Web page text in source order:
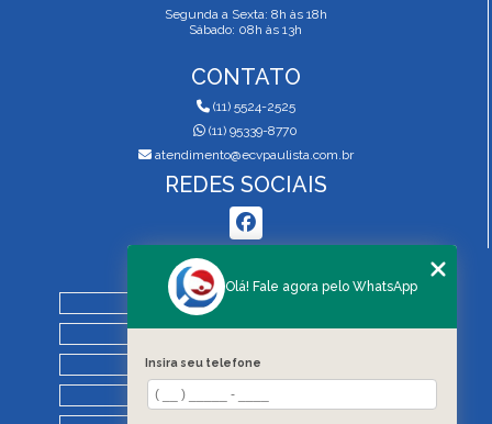
Segunda a Sexta: 8h às 18h
Sábado: 08h às 13h
CONTATO
(11) 5524-2525
(11) 95339-8770
atendimento@ecvpaulista.com.br
REDES SOCIAIS
MENU
QUEM SOMOS
SERVIÇOS
BLOG
Olá! Fale agora pelo WhatsApp
Insira seu telefone